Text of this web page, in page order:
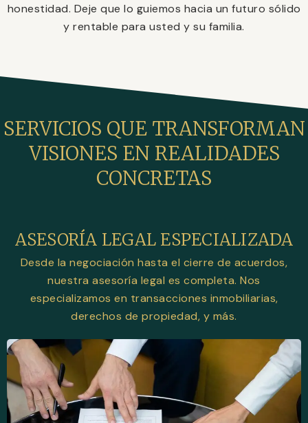
honestidad. Deje que lo guiemos hacia un futuro sólido
y rentable para usted y su familia.
SERVICIOS QUE TRANSFORMAN
VISIONES EN REALIDADES
CONCRETAS
ASESORÍA LEGAL ESPECIALIZADA
Desde la negociación hasta el cierre de acuerdos,
nuestra asesoría legal es completa. Nos
especializamos en transacciones inmobiliarias,
derechos de propiedad, y más.